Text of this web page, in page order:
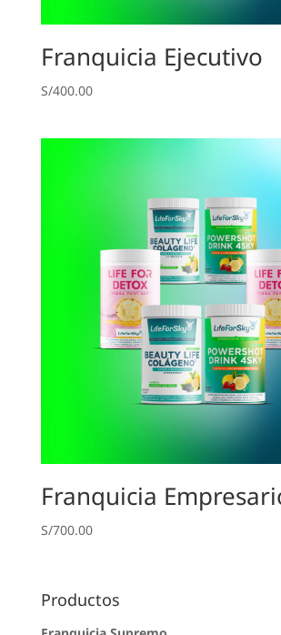
Franquicia Ejecutivo
S/400.00
Franquicia
S/700.00
Productos